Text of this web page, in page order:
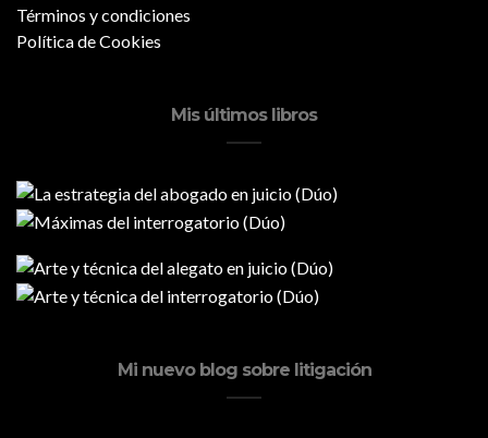
Términos y condiciones
Política de Cookies
Mis últimos libros
Mi nuevo blog sobre litigación